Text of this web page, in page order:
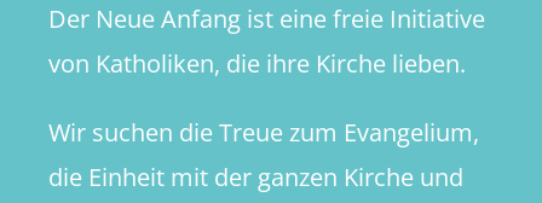
Der Neue Anfang ist eine freie Initiative
von Katholiken, die ihre Kirche lieben.
Wir suchen die Treue zum Evangelium,
die Einheit mit der ganzen Kirche und